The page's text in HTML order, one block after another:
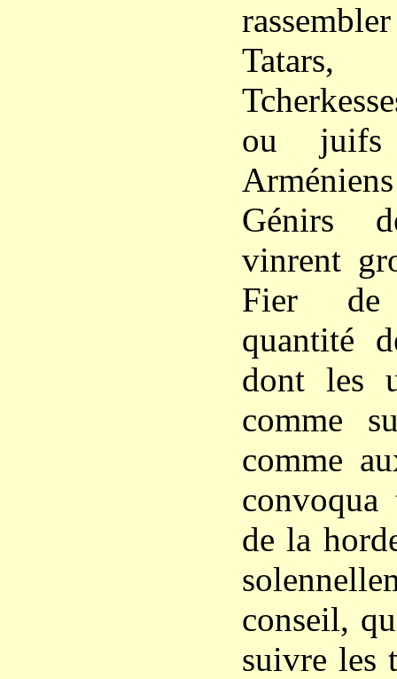
ou juifs
Génirs
vinrent
Fier de
quantité
dont les
comme
comme
de la
conseil,
suivre les